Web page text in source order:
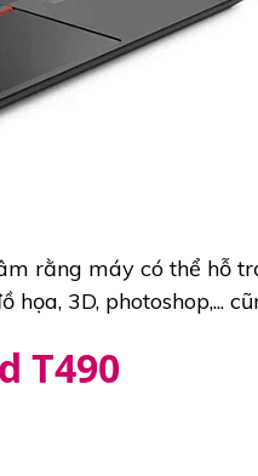
rằng máy có thể hỗ
3D, photoshop,...
T490